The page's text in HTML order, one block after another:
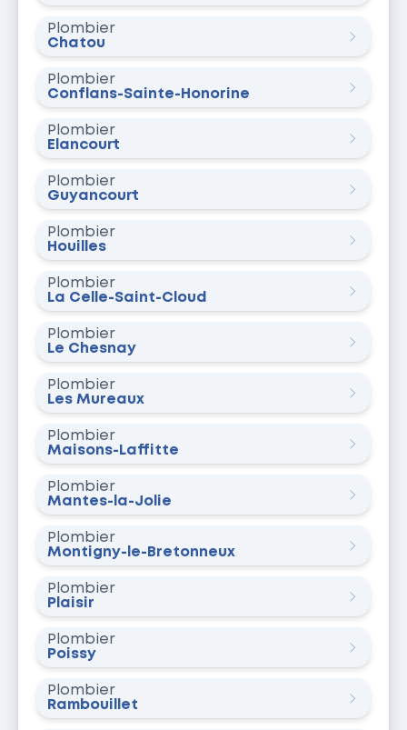
Plombier
Chatou
Plombier
Conflans-Sainte-Honorine
Plombier
Élancourt
Plombier
Guyancourt
Plombier
Houilles
Plombier
La Celle-Saint-Cloud
Plombier
Le Chesnay
Plombier
Les Mureaux
Plombier
Maisons-Laffitte
Plombier
Mantes-la-Jolie
Plombier
Montigny-le-Bretonneux
Plombier
Plaisir
Plombier
Poissy
Plombier
Rambouillet